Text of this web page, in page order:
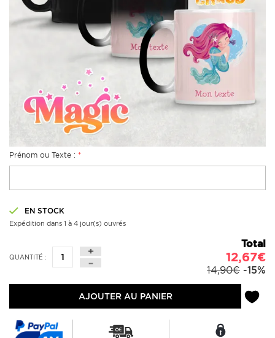
Prénom ou Texte : *
EN STOCK
Expédition dans 1 à 4 jour(s) ouvrés
QUANTITÉ :
Total
12,67€
14,90€ -15%
AJOUTER AU PANIER